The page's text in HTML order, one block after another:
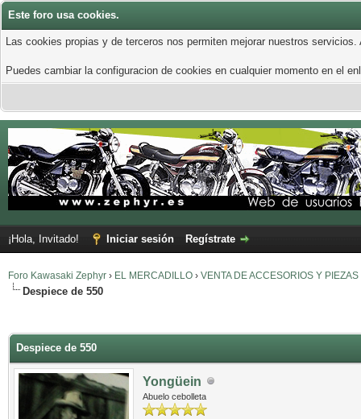
Este foro usa cookies.
Las cookies propias y de terceros nos permiten mejorar nuestros
Puedes cambiar la configuracion de cookies en cualquier momento en el
¡Hola, Invitado! Iniciar sesión Regístrate
Foro Kawasaki Zephyr › EL MERCADILLO › VENTA DE ACCESORIOS Y PIEZAS
Despiece de 550
Despiece de 550
Yongüein
Abuelo cebolleta